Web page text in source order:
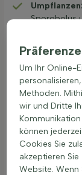
Umpflanzen:
Sporobolus
es etabliert
Zierwert:
des
Sporobolus ist
trockenresistent
luftigen
erscheinen.
der besonders
sind grün bis
elegante Note.
Um Ihr Online-
Methoden.
wir und Dritte
können
Cookies Sie
akzeptieren
Website. Wenn